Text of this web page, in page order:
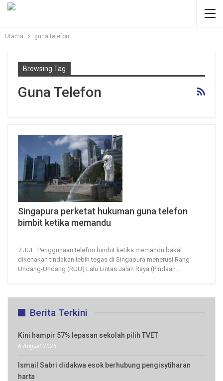
Utama guna telefon
Browsing Tag
Guna Telefon
Singapura perketat hukuman guna telefon
bimbit ketika memandu
7 JUL: Penggunaan telefon bimbit ketika memandu bakal
dikenakan tindakan lebih tegas di Singapura menerusi Rang
Undang-Undang (RUU) Lalu Lintas Jalan Raya (Pindaan
Berita Terkini
Kini hampir 57% lepasan sekolah pilih TVET
6 August 2026
Ismail Sabri didakwa esok berhubung pengisytiharan
harta